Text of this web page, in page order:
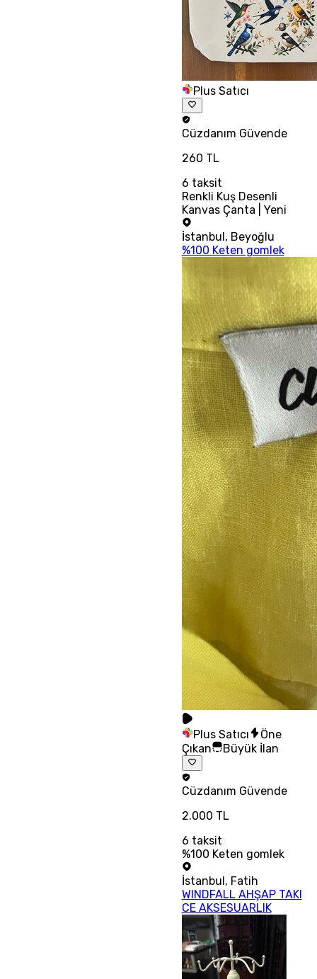
Plus Satıcı
Cüzdanım Güvende
260 TL
6 taksit
Renkli Kuş Desenli
Kanvas Çanta | Yeni
İstanbul, Beyoğlu
%100 Keten gomlek
Plus Satıcı
Öne
Çıkan
Büyük İlan
Cüzdanım Güvende
2.000 TL
6 taksit
%100 Keten gomlek
İstanbul , Fatih
WINDFALL AHŞAP TAKI
CE AKSESUARLIK